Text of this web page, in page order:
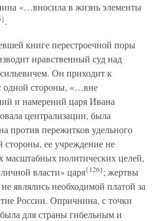
«…вносила в жизнь элементы
.
книге перестроечной поры
нравственный суд над
Он приходит к
одной стороны, «…вне
и намерений царя Ивана
централизации, была
против пережитков удельного
стороны, ее учреждение не
масштабных политических целей,
власти» царя{126}; жертвы
являлись необходимой платой за
России. Опричнина, с точки
для страны гибельным и